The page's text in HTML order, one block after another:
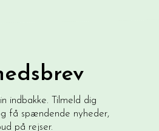
indbakke. Tilmeld dig
få spændende nyheder,
på rejser.